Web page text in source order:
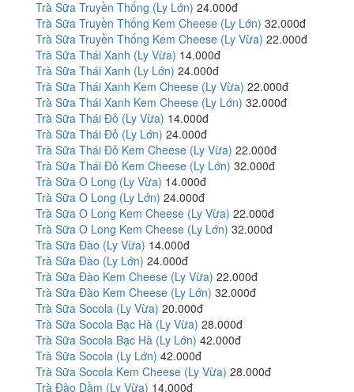
Trà Sữa Truyền Thống (Ly Lớn) 24.000đ
Trà Sữa Truyền Thống Kem Cheese (Ly Lớn) 32.000đ
Trà Sữa Truyền Thống Kem Cheese (Ly Vừa) 22.000đ
Trà Sữa Thái Xanh (Ly Vừa) 14.000đ
Trà Sữa Thái Xanh (Ly Lớn) 24.000đ
Trà Sữa Thái Xanh Kem Cheese (Ly Vừa) 22.000đ
Trà Sữa Thái Xanh Kem Cheese (Ly Lớn) 32.000đ
Trà Sữa Thái Đỏ (Ly Vừa) 14.000đ
Trà Sữa Thái Đỏ (Ly Lớn) 24.000đ
Trà Sữa Thái Đỏ Kem Cheese (Ly Vừa) 22.000đ
Trà Sữa Thái Đỏ Kem Cheese (Ly Lớn) 32.000đ
Trà Sữa O Long (Ly Vừa) 14.000đ
Trà Sữa O Long (Ly Lớn) 24.000đ
Trà Sữa O Long Kem Cheese (Ly Vừa) 22.000đ
Trà Sữa O Long Kem Cheese (Ly Lớn) 32.000đ
Trà Sữa Đào (Ly Vừa) 14.000đ
Trà Sữa Đào (Ly Lớn) 24.000đ
Trà Sữa Đào Kem Cheese (Ly Vừa) 22.000đ
Trà Sữa Đào Kem Cheese (Ly Lớn) 32.000đ
Trà Sữa Socola (Ly Vừa) 20.000đ
Trà Sữa Socola Bạc Hà (Ly Vừa) 28.000đ
Trà Sữa Socola Bạc Hà (Ly Lớn) 42.000đ
Trà Sữa Socola (Ly Lớn) 42.000đ
Trà Sữa Socola Kem Cheese (Ly Vừa) 28.000đ
Trà Đào Dầm (Ly Vừa) 14.000đ